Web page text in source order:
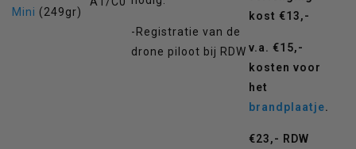
Mini (249gr)
-Registratie van de
drone piloot bij RDW
kost €13,-
v.a. €15,-
kosten voor
het
brandplaatje.
€23,- RDW